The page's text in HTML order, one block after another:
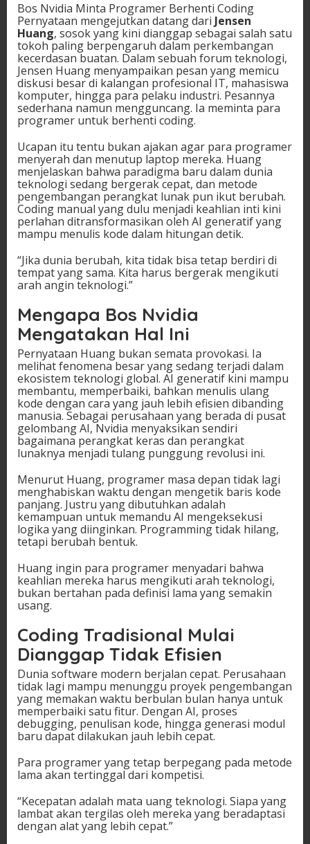
Bos Nvidia Minta Programer Berhenti Coding
Pernyataan mengejutkan datang dari Jensen
Huang, sosok yang kini dianggap sebagai salah satu
tokoh paling berpengaruh dalam perkembangan
kecerdasan buatan. Dalam sebuah forum teknologi,
Jensen Huang menyampaikan pesan yang memicu
diskusi besar di kalangan profesional IT, mahasiswa
komputer, hingga para pelaku industri. Pesannya
sederhana namun mengguncang. Ia meminta para
programer untuk berhenti coding.
Ucapan itu tentu bukan ajakan agar para programer
menyerah dan menutup laptop mereka. Huang
menjelaskan bahwa paradigma baru dalam dunia
teknologi sedang bergerak cepat, dan metode
pengembangan perangkat lunak pun ikut berubah.
Coding manual yang dulu menjadi keahlian inti kini
perlahan ditransformasikan oleh AI generatif yang
mampu menulis kode dalam hitungan detik.
“Jika dunia berubah, kita tidak bisa tetap berdiri di
tempat yang sama. Kita harus bergerak mengikuti
arah angin teknologi.”
Mengapa Bos Nvidia
Mengatakan Hal Ini
Pernyataan Huang bukan semata provokasi. Ia
melihat fenomena besar yang sedang terjadi dalam
ekosistem teknologi global. AI generatif kini mampu
membantu, memperbaiki, bahkan menulis ulang
kode dengan cara yang jauh lebih efisien dibanding
manusia. Sebagai perusahaan yang berada di pusat
gelombang AI, Nvidia menyaksikan sendiri
bagaimana perangkat keras dan perangkat
lunaknya menjadi tulang punggung revolusi ini.
Menurut Huang, programer masa depan tidak lagi
menghabiskan waktu dengan mengetik baris kode
panjang. Justru yang dibutuhkan adalah
kemampuan untuk memandu AI mengeksekusi
logika yang diinginkan. Programming tidak hilang,
tetapi berubah bentuk.
Huang ingin para programer menyadari bahwa
keahlian mereka harus mengikuti arah teknologi,
bukan bertahan pada definisi lama yang semakin
usang.
Coding Tradisional Mulai
Dianggap Tidak Efisien
Dunia software modern berjalan cepat. Perusahaan
tidak lagi mampu menunggu proyek pengembangan
yang memakan waktu berbulan bulan hanya untuk
memperbaiki satu fitur. Dengan AI, proses
debugging, penulisan kode, hingga generasi modul
baru dapat dilakukan jauh lebih cepat.
Para programer yang tetap berpegang pada metode
lama akan tertinggal dari kompetisi.
“Kecepatan adalah mata uang teknologi. Siapa yang
lambat akan tergilas oleh mereka yang beradaptasi
dengan alat yang lebih cepat.”